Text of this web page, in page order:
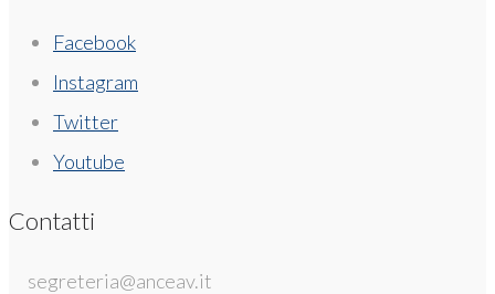
Facebook
Instagram
Twitter
Youtube
Contatti
segreteria@anceav.it